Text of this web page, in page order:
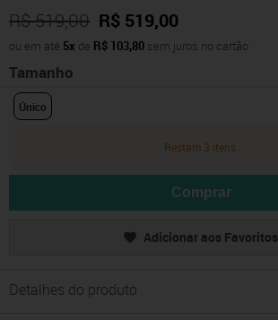
R$ 519,00 R$ 519,00
ou em até 5x de R$ 103,80 sem juros no cartão
Tamanho
Único
Restam 3 itens
Comprar
Adicionar aos Favoritos
Detalhes do produto